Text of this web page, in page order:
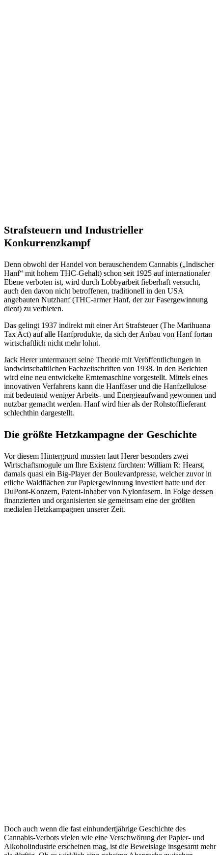
Strafsteuern und Industrieller
Konkurrenzkampf
Denn obwohl der Handel von berauschendem Cannabis („Indischer
Hanf“ mit hohem THC-Gehalt) schon seit 1925 auf internationaler
Ebene verboten ist, wird durch Lobbyarbeit fieberhaft versucht,
auch den davon nicht betroffenen, traditionell in den USA
angebauten Nutzhanf (THC-armer Hanf, der zur Fasergewinnung
dient) zu verbieten.
Das gelingt 1937 indirekt mit einer Art Strafsteuer (The Marihuana
Tax Act) auf alle Hanfprodukte, da sich der Anbau von Hanf fortan
wirtschaftlich nicht mehr lohnt.
Jack Herer untermauert seine Theorie mit Veröffentlichungen in
landwirtschaftlichen Fachzeitschriften von 1938. In den Berichten
wird eine neu entwickelte Erntemaschine vorgestellt. Mittels eines
innovativen Verfahrens kann die Hanffaser und die Hanfzellulose
mit bedeutend weniger Arbeits- und Energieaufwand gewonnen und
nutzbar gemacht werden. Hanf wird hier als der Rohstofflieferant
schlechthin dargestellt.
Die größte Hetzkampagne der Geschichte
Vor diesem Hintergrund mussten laut Herer besonders zwei
Wirtschaftsmogule um Ihre Existenz fürchten: William R: Hearst,
damals quasi ein Big-Player der Boulevardpresse, welcher zuvor in
etliche Waldflächen zur Papiergewinnung investiert hatte und der
DuPont-Konzern, Patent-Inhaber von Nylonfasern. In Folge dessen
finanzierten und organisierten sie gemeinsam eine der größten
medialen Hetzkampagnen unserer Zeit.
Doch auch wenn die fast einhundertjährige Geschichte des
Cannabis-Verbots vielen wie eine Verschwörung der Papier- und
Alkoholindustrie erscheinen mag, ist die Beweislage insgesamt mehr